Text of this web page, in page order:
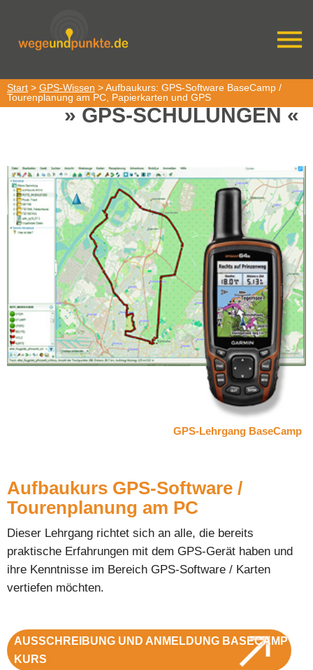
Start > GPS-Wissen > Aufbaukurs: GPS-Software BaseCamp /
Tourenplanung am PC, Papierkarten und GPS
GPS-SCHULUNGEN
GPS-Lehrgang BaseCamp
Aufbaukurs GPS-Software /
Tourenplanung am PC
Dieser Lehrgang richtet sich an alle, die bereits
praktische Erfahrungen mit dem GPS-Gerät haben und
ihre Kenntnisse im Bereich GPS-Software / Karten
vertiefen möchten.
AUSSCHREIBUNG UND ANMELDUNG BASECAMP
KURS